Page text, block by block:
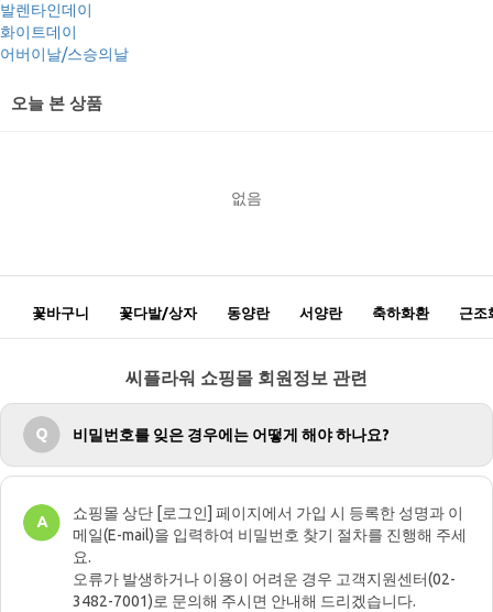
발렌타인데이
화이트데이
어버이날/스승의날
오늘 본 상품
없음
꽃바구니 꽃다발/상자 동양란 서양란 축하화환 근조
씨플라워 쇼핑몰 회원정보 관련
비밀번호를 잊은 경우에는 어떻게 해야 하나요?
쇼핑몰 상단 [로그인] 페이지에서 가입 시 등록한 성명과 이
메일(E-mail)을 입력하여 비밀번호 찾기 절차를 진행해 주세
요.
오류가 발생하거나 이용이 어려운 경우 고객지원센터(02-
3482-7001)로 문의해 주시면 안내해 드리겠습니다.